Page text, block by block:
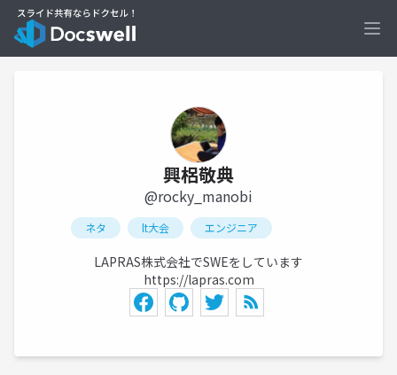
興梠敬典
@rocky_manobi
ネタ lt大会 エンジニア
LAPRAS株式会社でSWEをしています
https://lapras.com